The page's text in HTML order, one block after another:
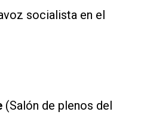
socialista en el
(Salón de plenos del